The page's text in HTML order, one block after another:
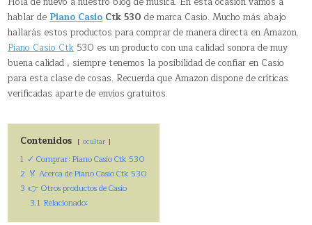
hablar dePiano CasioCtk 530 de marca Casio. Mucho más abajo
hallarás estos productos para comprar de manera directa en Amazon.
Piano Casio Ctk530 es un producto con una calidad sonora de muy
buena calidad , siempre tenemos la posibilidad de confiar en Casio
para esta clase de cosas. Recuerda que Amazon dispone de críticas
verificadas aparte de envíos gratuitos.
Contenidos ocultar
1 ✓ Comprar: Piano Casio Ctk 530
2 🏅 Acerca de Piano Casio Ctk 530
3 👉 Otros productos de Casio
3.1 Relacionado: